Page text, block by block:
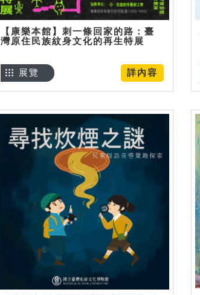
【康樂本館】刺一條回家的路：臺
灣原住民族紋身文化的再生特展
詳內容
展覽